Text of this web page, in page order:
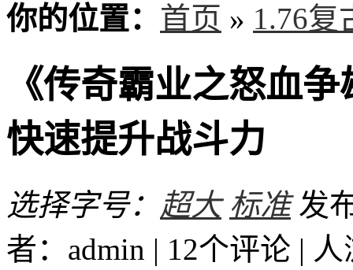
你的位置： 首页 » 1.76复
《传奇霸业之怒血
快速提升战斗力
选择字号： 超大 标准 发
者：admin | 12个评论 | 人